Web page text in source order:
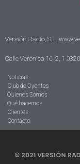
Versión Radio, S.L.
Calle Verónica 16, 2, 1
Noticias
Club de Oyentes
Quienes Somos
Qué hacemos
Clientes
Contacto
© 2021 VERSIÓN